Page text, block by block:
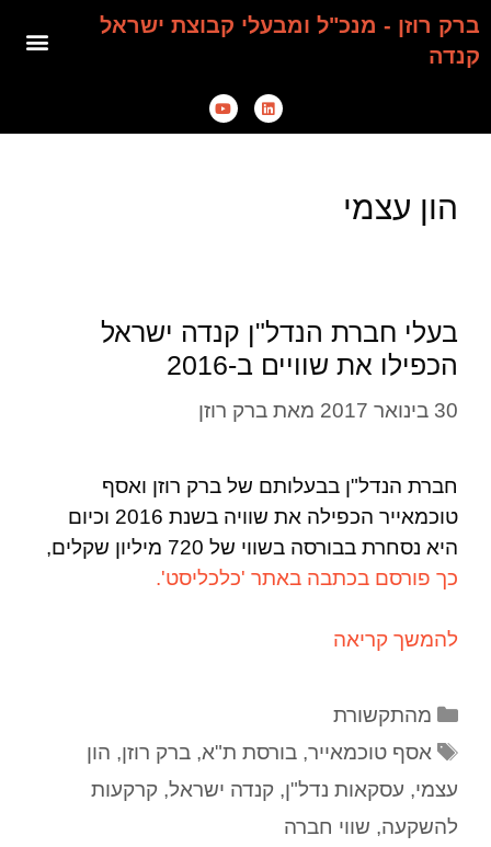
ברק רוזן - מנכ"ל ומבעלי קבוצת ישראל
קנדה
הון עצמי
בעלי חברת הנדל"ן קנדה ישראל
הכפילו את שוויים ב-2016
30 בינואר 2017 מאת ברק רוזן
חברת הנדל"ן בבעלותם של ברק רוזן ואסף
טוכמאייר הכפילה את שוויה בשנת 2016 וכיום
היא נסחרת בבורסה בשווי של 720 מיליון שקלים,
כך פורסם בכתבה באתר 'כלכליסט'.
להמשך קריאה
מהתקשורת
אסף טוכמאייר,בורסת ת"א,ברק רוזן, הון
עצמי, עסקאות נדל"ן, קנדה ישראל, קרקעות
להשקעה, שווי חברה